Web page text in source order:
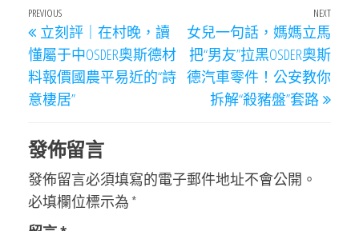
文
章
導
覽
Previous
Post
PREVIOUS
立刻評｜在村晚，讀
懂屬于中OSDER奧斯德材
料報價國農平易近的“詩
意棲居”
Next
NEXT
女兒一句話，媽媽立馬
把“男友”拉黑OSDER奧斯
德汽車零件！公安教你
拆解“殺豬盤”套路
發佈留言
發佈留言必須填寫的電子郵件地址不會公開。
必填欄位標示為 *